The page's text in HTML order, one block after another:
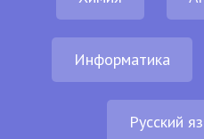
Информатика
Русский